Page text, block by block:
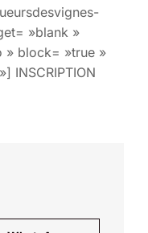
»blank »
» block= »true »
INSCRIPTION